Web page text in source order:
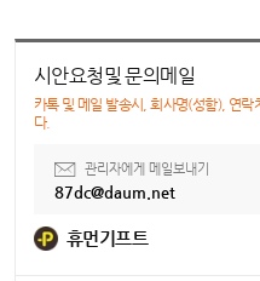
시안요청및 문의메일
카톡 및 메일 발송시, 회사명(성함), 연락
다.
관리자에게 메일보내기
87dc@daum.net
휴먼기프트